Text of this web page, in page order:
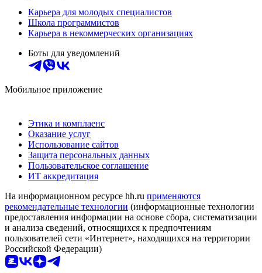
Карьера для молодых специалистов
Школа программистов
Карьера в некоммерческих организациях
Боты для уведомлений
Мобильное приложение
Этика и комплаенс
Оказание услуг
Использование сайтов
Защита персональных данных
Пользовательское соглашение
ИТ аккредитация
На информационном ресурсе hh.ru применяются
рекомендательные технологии (информационные технологии
предоставления информации на основе сбора, систематизации
и анализа сведений, относящихся к предпочтениям
пользователей сети «Интернет», находящихся на территории
Российской Федерации)